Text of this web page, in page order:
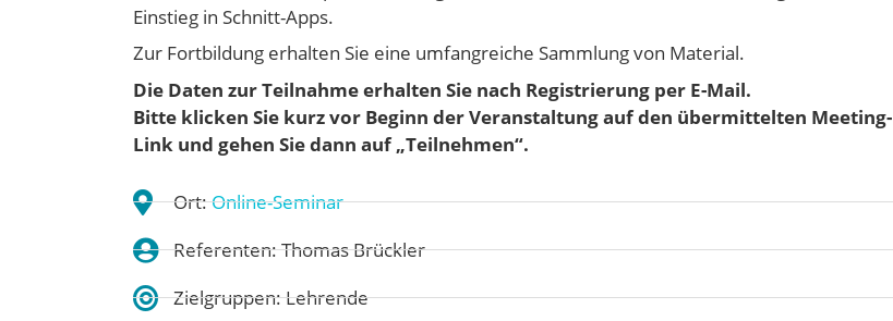
Einstieg in Schnitt-Apps.
Zur Fortbildung erhalten Sie eine umfangreiche Sammlung von Material.
Die Daten zur Teilnahme erhalten Sie nach Registrierung per E-Mail.
Bitte klicken Sie kurz vor Beginn der Veranstaltung auf den übermittelten Meeting-
Link und gehen Sie dann auf „Teilnehmen“.
Ort:Online-Seminar
Referenten: Thomas Brückler
Zielgruppen: Lehrende